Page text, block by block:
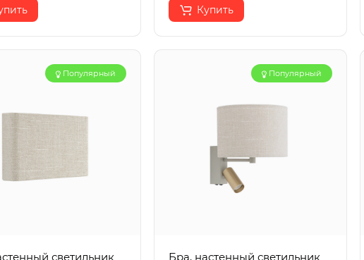
Купить
Популярный
светильник
Популярный
Бра, настенный светильник